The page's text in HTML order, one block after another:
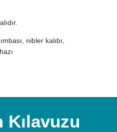
nibler kalıbı,
Kılavuzu